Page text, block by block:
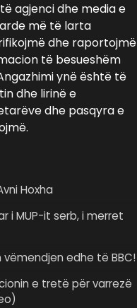
agjenci dhe media e
më të larta
dhe raportojmë
të besueshëm
ynë është të
dhe lirinë e
dhe pasqyra e
Hoxha
i MUP-it serb, i merret
edhe të BBC!
e tretë për varrezë